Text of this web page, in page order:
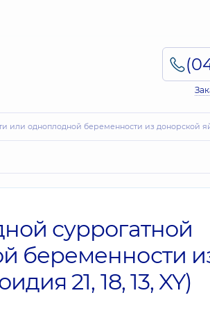
или одноплодной беременности из донорской
суррогатной
беременности
21, 18, 13, XY)